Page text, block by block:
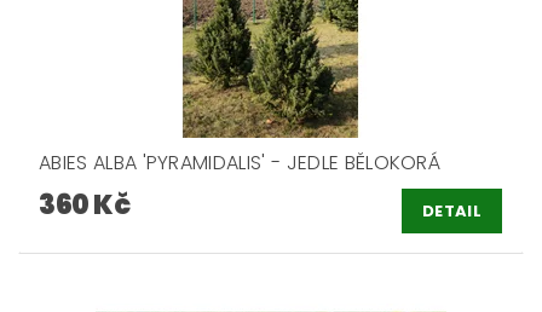
ABIES ALBA 'PYRAMIDALIS' - JEDLE BĚLOKORÁ
360 Kč DETAIL